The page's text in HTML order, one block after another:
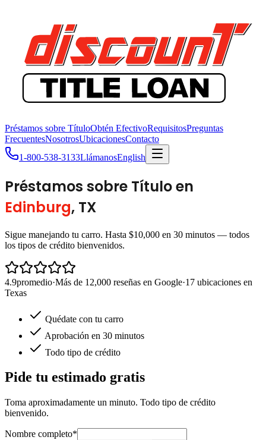
Préstamos sobre TítuloObtén EfectivoRequisitosPreguntas
FrecuentesNosotrosUbicacionesContacto
1-800-538-3133LlámanosEnglish
Préstamos sobre Título en
Edinburg, TX
Sigue manejando tu carro. Hasta $10,000 en 30 minutos — todos
los tipos de crédito bienvenidos.
4.9promedio·Más de 12,000 reseñas en Google·17 ubicaciones en
Texas
Quédate con tu carro
Aprobación en 30 minutos
Todo tipo de crédito
Pide tu estimado gratis
Toma aproximadamente un minuto. Todo tipo de crédito
bienvenido.
Nombre completo*